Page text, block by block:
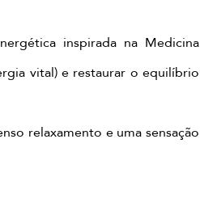
inspirada na Medicina
vital) e restaurar o equilíbrio
relaxamento e uma sensação